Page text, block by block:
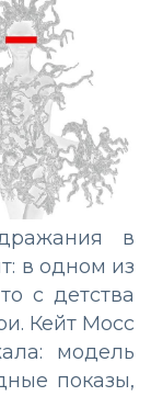
в
в одном из
с детства
Кейт Мосс
модель
показы,